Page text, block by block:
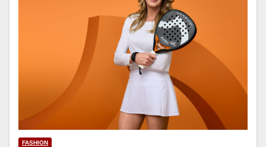
FASHION